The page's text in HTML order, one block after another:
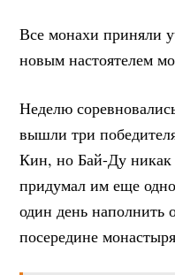
Все монахи приняли
новым настоятелем
Неделю
вышли три
Кин, но Бай-Ду
придумал им еще
один день наполнить
посередине